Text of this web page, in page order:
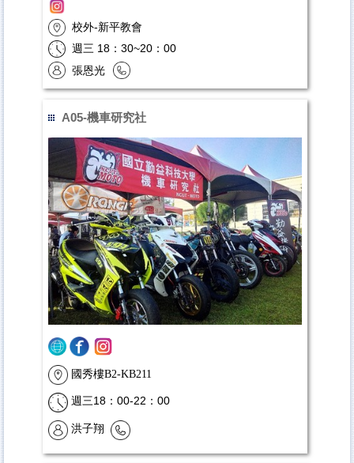
校外-新平教會
週三 18：30~20：00
張恩光
A05-機車研究社
國秀樓B2-KB211
週三18：00-22：00
洪子翔